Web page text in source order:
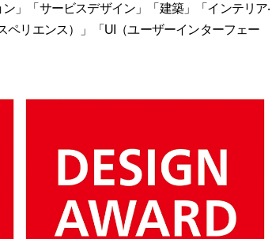
」「サービスデザイン」「建築」「インテリア‧
リエンス）」「UI（ユーザーインターフェー